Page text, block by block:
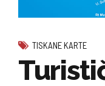
TISKANE KARTE